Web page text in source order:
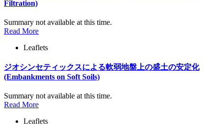
Filtration)
Summary not available at this time.
Read More
Leaflets
ジオシンセティックスによる軟弱地盤上の盛土の安定化
(Embankments on Soft Soils)
Summary not available at this time.
Read More
Leaflets